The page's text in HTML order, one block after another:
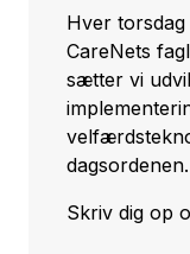
Hver
CareNets
sætter vi
dagsordenen.
Skriv dig op